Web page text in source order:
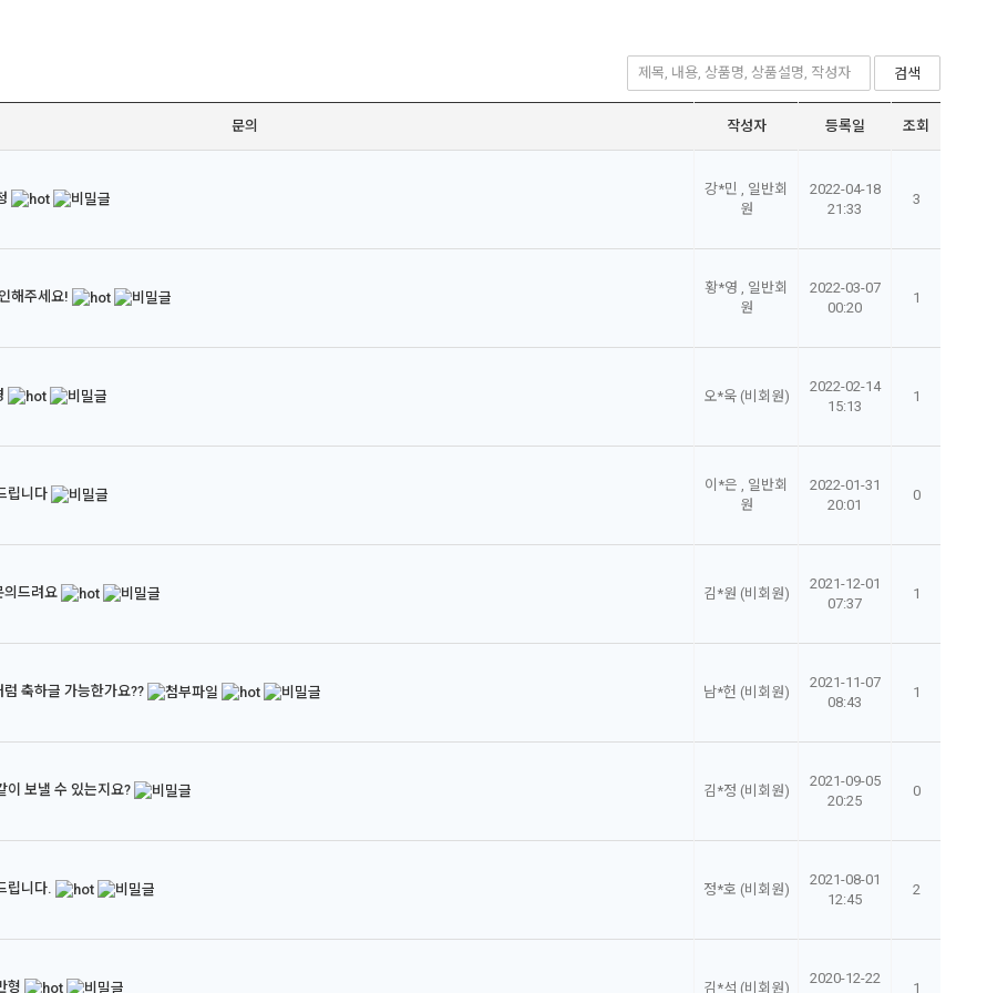
검색
문의 작성자 등록일 조회
강*민 , 일반회
원
2022-04-18
21:33
3
해주세요!
황*영 , 일반회
원
2022-03-07
00:20
1
오*욱 (비회원)
2022-02-14
15:13
1
립니다
이*은 , 일반회
원
2022-01-31
20:01
0
의드려요
김*원 (비회원)
2021-12-01
07:37
1
럼 축하글 가능한가요??
남*헌 (비회원)
2021-11-07
08:43
1
이 보낼 수 있는지요?
김*정 (비회원)
2021-09-05
20:25
0
립니다.
정*호 (비회원)
2021-08-01
12:45
2
형
김*석 (비회원)
2020-12-22
1